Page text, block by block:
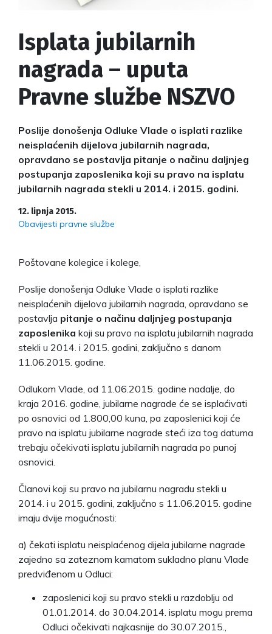
Isplata jubilarnih
nagrada – uputa
Pravne službe NSZVO
Poslije donošenja Odluke Vlade o isplati razlike
neisplaćenih dijelova jubilarnih nagrada,
opravdano se postavlja pitanje o načinu daljnjeg
postupanja zaposlenika koji su pravo na isplatu
jubilarnih nagrada stekli u 2014. i 2015. godini.
12. lipnja 2015.
Obavijesti pravne službe
Poštovane kolegice i kolege,
Poslije donošenja Odluke Vlade o isplati razlike
neisplaćenih dijelova jubilarnih nagrada, opravdano se
postavlja pitanje o načinu daljnjeg postupanja
zaposlenika koji su pravo na isplatu jubilarnih nagrada
stekli u 2014. i 2015. godini, zaključno s danom
11.06.2015. godine.
Odlukom Vlade, od 11.06.2015. godine nadalje, do
kraja 2016. godine, jubilarne nagrade će se isplaćivati
po osnovici od 1.800,00 kuna, pa zaposlenici koji će
pravo na isplatu jubilarne nagrade steći iza tog datuma
trebaju očekivati isplatu jubilarnih nagrada po punoj
osnovici.
Članovi koji su pravo na jubilarnu nagradu stekli u
2014. i u 2015. godini, zaključno s 11.06.2015. godine
imaju dvije mogućnosti:
a) čekati isplatu neisplaćenog dijela jubilarne nagrade
zajedno sa zateznom kamatom sukladno planu Vlade
predviđenom u Odluci:
zaposlenici koji su pravo stekli u razdoblju od
01.01.2014. do 30.04.2014. isplatu mogu prema
Odluci očekivati najkasnije do 30.07.2015.,